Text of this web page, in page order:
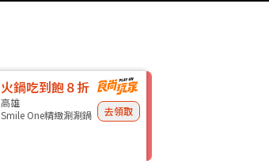
火鍋吃到飽８折
高雄
Smile One精緻涮涮鍋
去領取